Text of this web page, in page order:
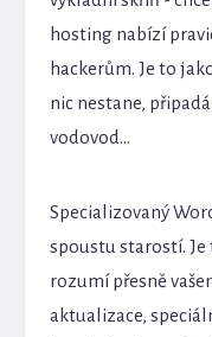
hosting nabízí
hackerům. Je to
nic nestane,
vodovod...
Specializovaný
spoustu starostí.
rozumí přesně
aktualizace,